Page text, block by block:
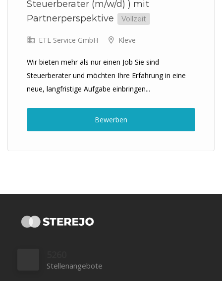
Steuerberater (m/w/d) ) mit
Partnerperspektive
Vollzeit
ETL Service GmbH Kleve
Wir bieten mehr als nur einen Job Sie sind
Steuerberater und möchten Ihre Erfahrung in eine
neue, langfristige Aufgabe einbringen...
Bewerben
Stellenangebote